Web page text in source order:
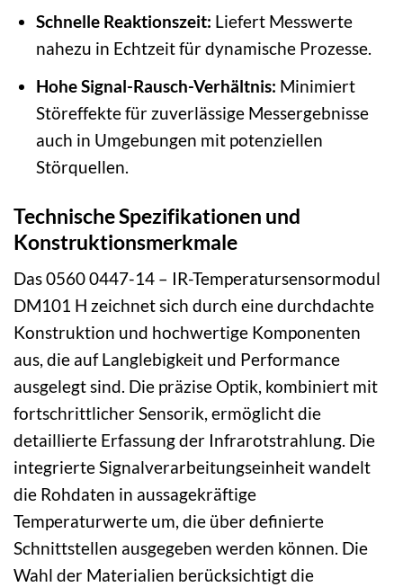
Schnelle Reaktionszeit: Liefert Messwerte
nahezu in Echtzeit für dynamische Prozesse.
Hohe Signal-Rausch-Verhältnis: Minimiert
Störeffekte für zuverlässige Messergebnisse
auch in Umgebungen mit potenziellen
Störquellen.
Technische Spezifikationen und
Konstruktionsmerkmale
Das 0560 0447-14 – IR-Temperatursensormodul
DM101 H zeichnet sich durch eine durchdachte
Konstruktion und hochwertige Komponenten
aus, die auf Langlebigkeit und Performance
ausgelegt sind. Die präzise Optik, kombiniert mit
fortschrittlicher Sensorik, ermöglicht die
detaillierte Erfassung der Infrarotstrahlung. Die
integrierte Signalverarbeitungseinheit wandelt
die Rohdaten in aussagekräftige
Temperaturwerte um, die über definierte
Schnittstellen ausgegeben werden können. Die
Wahl der Materialien berücksichtigt die